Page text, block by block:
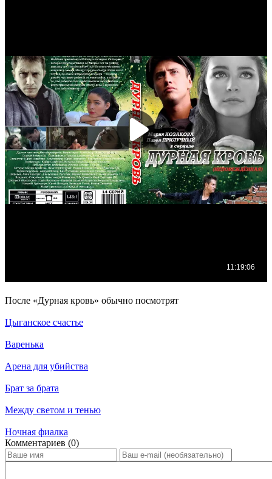
По­сле «Дурная кровь» обыч­но по­смот­рят
Цыганское счастье
Варенька
Арена для убийства
Брат за брата
Между светом и тенью
Ночная фиалка
Ком­мен­та­ри­ев (0)